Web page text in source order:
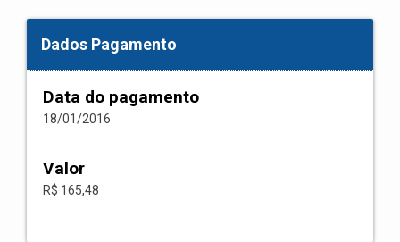
Dados Pagamento
Data do pagamento
18/01/2016
Valor
R$ 165,48